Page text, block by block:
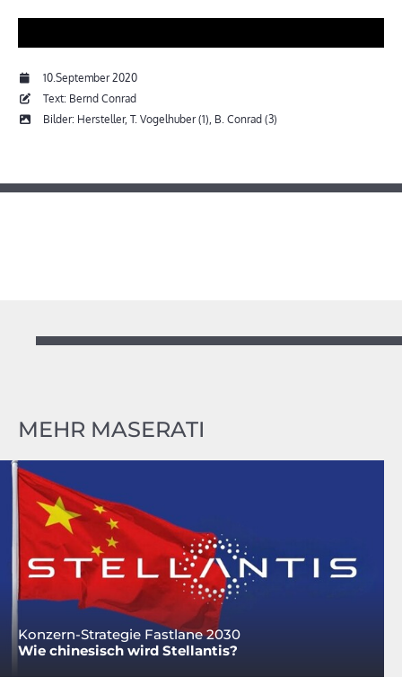
10.September 2020
Text: Bernd Conrad
Bilder: Hersteller, T. Vogelhuber (1), B. Conrad (3)
MEHR MASERATI
Konzern-Strategie Fastlane 2030
Wie chinesisch wird Stellantis?